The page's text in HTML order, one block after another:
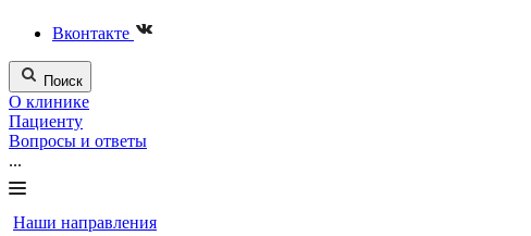
Вконтакте
Поиск
О клинике
Пациенту
Вопросы и ответы
...
Наши направления